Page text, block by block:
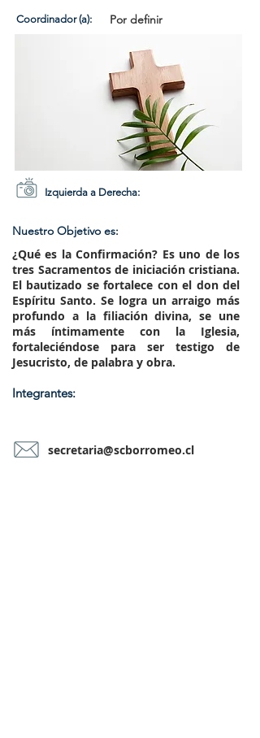
Coordinador (a): Por definir
Izquierda a Derecha:
Nuestro Objetivo es:
¿Qué es laConfirmación? Es uno de los
tres Sacramentos de iniciación cristiana.
El bautizado se fortalece con el don del
Espíritu Santo. Se logra un arraigo más
profundo a la filiación divina, se une
más íntimamente con la Iglesia,
fortaleciéndose para ser testigo de
Jesucristo, de palabra y obra.
Integrantes:
secretaria@scborromeo.cl